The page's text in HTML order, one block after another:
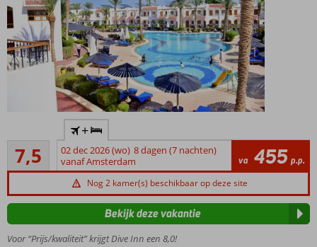
Kleinschalig
Shuttle
service
het
strand
Mini-
club
7,5
Goed
45
beoordelingen
+
02 dec 2026 (wo) 8 dagen (7 nachten)
vanaf Amsterdam
va 455 p.p.
Nog 2 kamer(s) beschikbaar op deze site
Voor “Prijs/kwaliteit” krijgt Dive Inn een 8,0!
Bekijk deze vakantie